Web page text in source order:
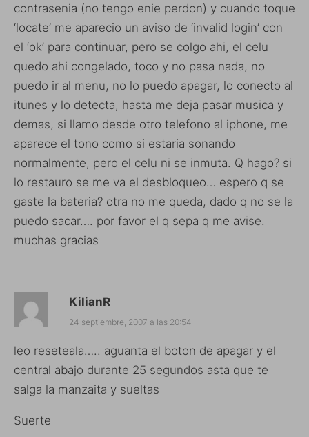
contrasenia (no tengo enie perdon) y cuando toque
‘locate’ me aparecio un aviso de ‘invalid login’ con
el ‘ok’ para continuar, pero se colgo ahi, el celu
quedo ahi congelado, toco y no pasa nada, no
puedo ir al menu, no lo puedo apagar, lo conecto al
itunes y lo detecta, hasta me deja pasar musica y
demas, si llamo desde otro telefono al iphone, me
aparece el tono como si estaria sonando
normalmente, pero el celu ni se inmuta. Q hago? si
lo restauro se me va el desbloqueo… espero q se
gaste la bateria? otra no me queda, dado q no se la
puedo sacar…. por favor el q sepa q me avise.
muchas gracias
KilianR
24 septiembre, 2007 a las 20:54
leo reseteala….. aguanta el boton de apagar y el
central abajo durante 25 segundos asta que te
salga la manzaita y sueltas
Suerte